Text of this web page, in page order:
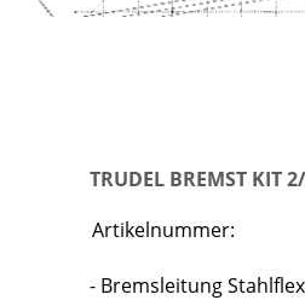
TRUDEL BREMST KIT
Artikelnummer:
- Bremsleitung